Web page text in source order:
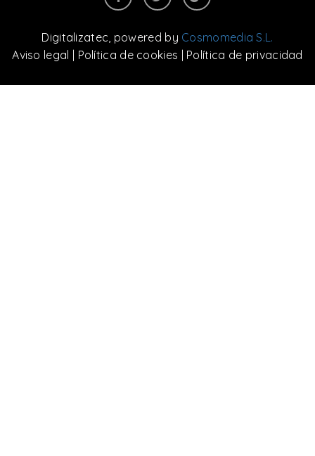
Digitalizatec , powered by Cosmomedia S.L.
Aviso legal | Política de cookies | Política de privacidad